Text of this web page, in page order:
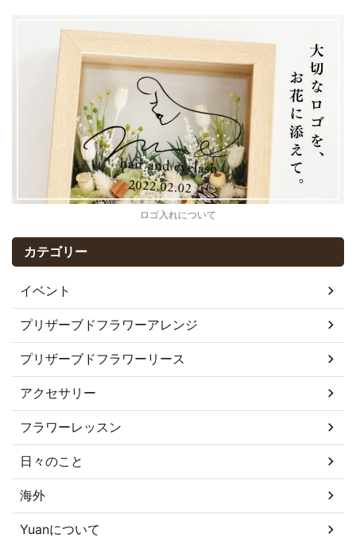
ロゴ入れについて
カテゴリー
イベント
プリザーブドフラワーアレンジ
プリザーブドフラワーリース
アクセサリー
フラワーレッスン
日々のこと
海外
Yuanについて